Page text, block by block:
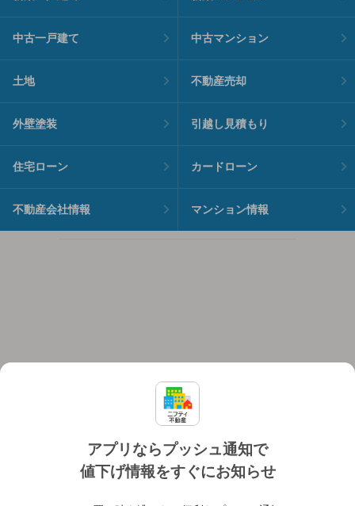
アプリならプッシュ通知で
値下げ情報をすぐにお知らせ
中古一戸建て 中古マンション
土地 不動産売却
外壁塗装 引越し見積もり
住宅ローン カードローン
不動産会社情報 マンション情報
個人情報保護ポリシー 利用規約